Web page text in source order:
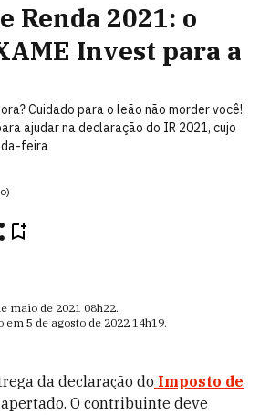
Renda 2021: o
Invest para a
Cuidado para o leão não morder você!
ajudar na declaração do IR 2021, cujo
feira
maio de 2021 08h22.
em 5 de agosto de 2022 14h19.
da declaração do Imposto de
O contribuinte deve